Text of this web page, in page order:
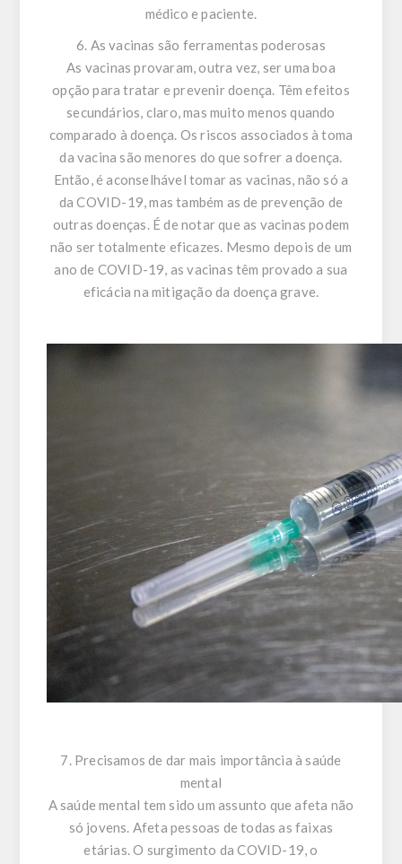
médico e paciente.
6. As vacinas são ferramentas poderosas
As vacinas provaram, outra vez, ser uma boa
opção para tratar e prevenir doença. Têm efeitos
secundários, claro, mas muito menos quando
comparado à doença. Os riscos associados à toma
da vacina são menores do que sofrer a doença.
Então, é aconselhável tomar as vacinas, não só a
da COVID-19, mas também as de prevenção de
outras doenças. É de notar que as vacinas podem
não ser totalmente eficazes. Mesmo depois de um
ano de COVID-19, as vacinas têm provado a sua
eficácia na mitigação da doença grave.
7. Precisamos de dar mais importância à saúde
mental
A saúde mental tem sido um assunto que afeta não
só jovens. Afeta pessoas de todas as faixas
etárias. O surgimento da COVID-19, o